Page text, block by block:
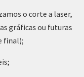
o corte a laser,
gráficas ou futuras
final);